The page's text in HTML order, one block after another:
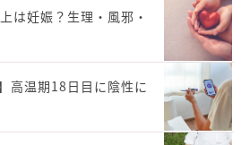
は妊娠？生理・風邪・
高温期18日目に陰性に